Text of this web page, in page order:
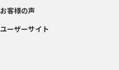
お客様の声
ユーザーサイト